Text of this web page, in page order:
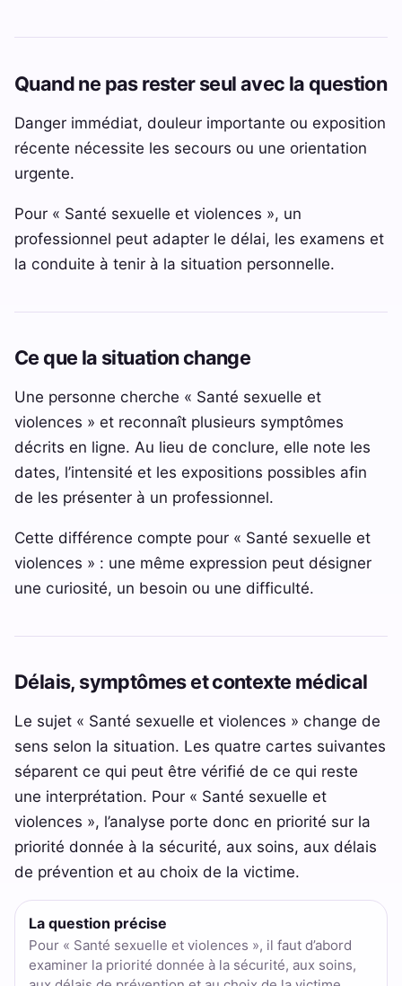
Quand ne pas rester seul avec la question
Danger immédiat, douleur importante ou exposition
récente nécessite les secours ou une orientation
urgente.
Pour « Santé sexuelle et violences », un
professionnel peut adapter le délai, les examens et
la conduite à tenir à la situation personnelle.
Ce que la situation change
Une personne cherche « Santé sexuelle et
violences » et reconnaît plusieurs symptômes
décrits en ligne. Au lieu de conclure, elle note les
dates, l’intensité et les expositions possibles afin
de les présenter à un professionnel.
Cette différence compte pour « Santé sexuelle et
violences » : une même expression peut désigner
une curiosité, un besoin ou une difficulté.
Délais, symptômes et contexte médical
Le sujet « Santé sexuelle et violences » change de
sens selon la situation. Les quatre cartes suivantes
séparent ce qui peut être vérifié de ce qui reste
une interprétation. Pour « Santé sexuelle et
violences », l’analyse porte donc en priorité sur la
priorité donnée à la sécurité, aux soins, aux délais
de prévention et au choix de la victime.
La question précise
Pour « Santé sexuelle et violences », il faut d’abord
examiner la priorité donnée à la sécurité, aux soins,